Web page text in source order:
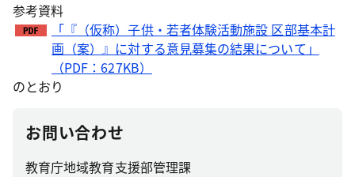
参考資料
「『（仮称）子供・若者体験活動施設 区部基本計
画（案）』に対する意見募集の結果について」
（PDF：627KB）
のとおり
お問い合わせ
教育庁地域教育支援部管理課